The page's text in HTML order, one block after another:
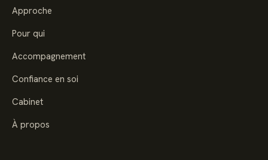
Approche
Pour qui
Accompagnement
Confiance en soi
Cabinet
À propos